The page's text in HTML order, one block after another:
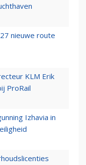
nieuwe route
KLM Erik
ProRail
Izhavia in